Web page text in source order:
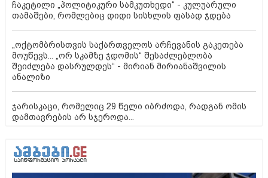
ჩაკეტილი „პოლიტიკური სამკუთხედი“ - კულუარული
თამაშები, რომლებიც დიდი სისხლის ფასად ჯდება
„ოქტომბრისთვის საქართველოს არჩევანის გაკეთება
მოუწევს... „ორ სკამზე ჯდომის“ შესაძლებლობა
შეიძლება დასრულდეს“ - მირიან მირიანაშვილის
ანალიზი
ჯარისკაცი, რომელიც 29 წელი იბრძოდა, რადგან ომის
დამთავრების არ სჯეროდა...